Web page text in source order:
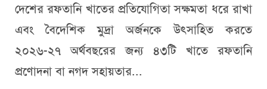
দেশের রফতানি খাতের প্রতিযোগিতা সক্ষমতা ধরে রাখা
এবং বৈদেশিক মুদ্রা অর্জনকে উৎসাহিত করতে
২০২৬-২৭ অর্থবছরের জন্য ৪৩টি খাতে রফতানি
প্রণোদনা বা নগদ সহায়তার...